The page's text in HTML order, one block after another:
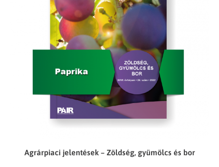
Agrárpiaci jelentések – Zöldség, gyümölcs és bor